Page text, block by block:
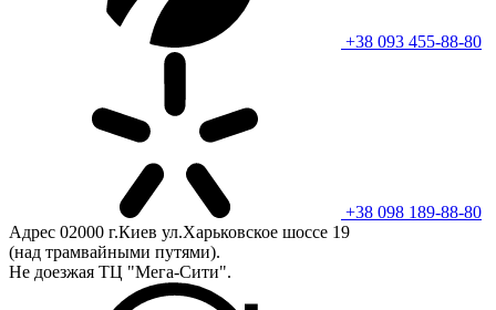
+38 093 455-88-80
+38 098 189-88-80
Адрес 02000 г.Киев ул.Харьковское шоссе 19
(над трамвайными путями).
Не доезжая ТЦ "Мега-Сити".